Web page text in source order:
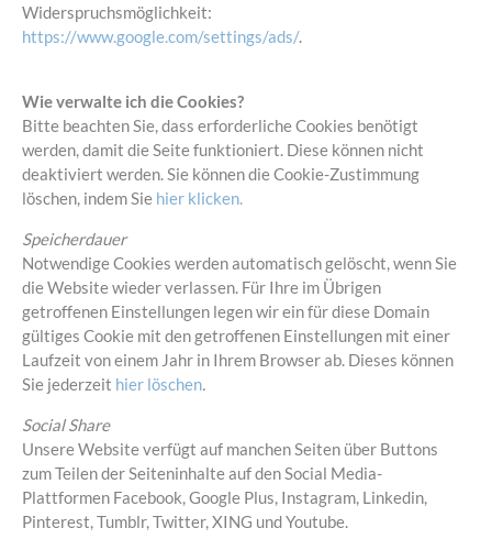
Widerspruchsmöglichkeit:
https://www.google.com/settings/ads/.
Wie verwalte ich die Cookies?
Bitte beachten Sie, dass erforderliche Cookies benötigt
werden, damit die Seite funktioniert. Diese können nicht
deaktiviert werden. Sie können die Cookie-Zustimmung
löschen, indem Sie hier klicken.
Speicherdauer
Notwendige Cookies werden automatisch gelöscht, wenn Sie
die Website wieder verlassen. Für Ihre im Übrigen
getroffenen Einstellungen legen wir ein für diese Domain
gültiges Cookie mit den getroffenen Einstellungen mit einer
Laufzeit von einem Jahr in Ihrem Browser ab. Dieses können
Sie jederzeit hier löschen
Social Share
Unsere Website verfügt auf manchen Seiten über Buttons
zum Teilen der Seiteninhalte auf den Social Media-
Plattformen Facebook, Google Plus, Instagram, Linkedin,
Pinterest, Tumblr, Twitter, XING und Youtube.